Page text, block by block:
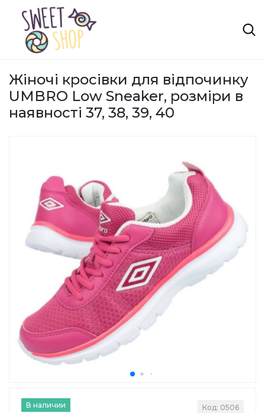
Жіночі кросівки для відпочинку
UMBRO Low Sneaker, розміри в
наявності 37, 38, 39, 40
В наличии Код: 0506